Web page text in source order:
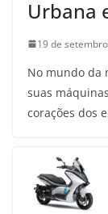
Urbana
19 de
No mundo da
suas
corações dos